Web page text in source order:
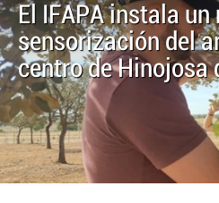
El IFAPA instala
sensorización del
centro de Hinojosa